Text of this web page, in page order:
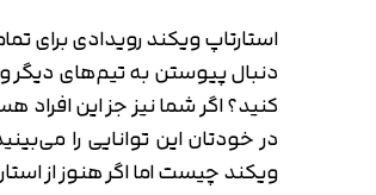
استارتاپ ویکند رویدادی برای
دنبال پیوستن به تیم‌های دیگر
کنید؟ اگر شما نیز جز این
در خودتان این توانایی را
ویکند چیست اما اگر هنوز از